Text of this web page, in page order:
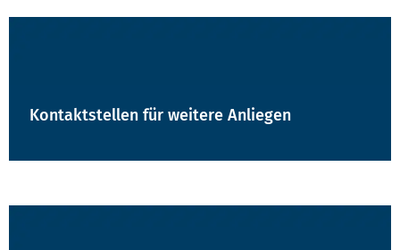
Kontaktstellen für weitere Anliegen